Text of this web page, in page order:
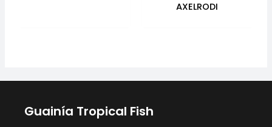
AXELRODI
Guainía Tropical Fish